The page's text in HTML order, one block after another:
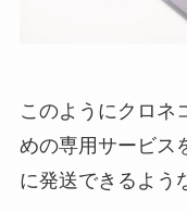
このようにクロネ
めの専用サービス
に発送できるよう